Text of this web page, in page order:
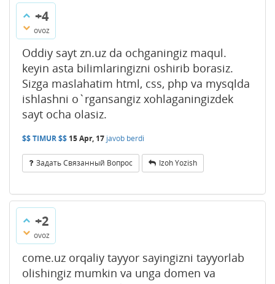
+4
ovoz
Oddiy sayt zn.uz da ochganingiz maqul.
keyin asta bilimlaringizni oshirib borasiz.
Sizga maslahatim html, css, php va mysqlda
ishlashni o`rgansangiz xohlaganingizdek
sayt ocha olasiz.
$$ TIMUR $$ 15 Apr, 17 javob berdi
Задать Связанный Вопрос Izoh Yozish
+2
ovoz
come.uz orqaliy tayyor sayingizni tayyorlab
olishingiz mumkin va unga domen va